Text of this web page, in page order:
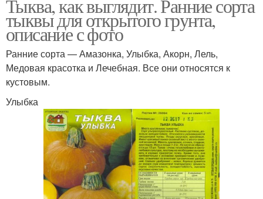
Тыква, как выглядит. Ранние сорта
тыквы для открытого грунта,
описание с фото
Ранние сорта — Амазонка, Улыбка, Акорн, Лель,
Медовая красотка и Лечебная. Все они относятся к
кустовым.
Улыбка